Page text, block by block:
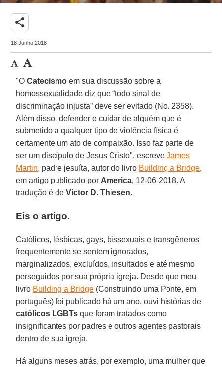
share
18 Junho 2018
"OCatecismo em sua discussão sobre a
homossexualidade diz que “todo sinal de
discriminação injusta” deve ser evitado (No. 2358).
Além disso, defender e cuidar de alguém que é
submetido a qualquer tipo de violência física é
certamente um ato de compaixão. Isso faz parte de
ser um discípulo de Jesus Cristo", escreveJames
Martin, padre jesuíta, autor do livro Building a Bridge,
em artigo publicado por America, 12-06-2018. A
tradução é deVictor D. Thiesen.
Eis o artigo.
Católicos, lésbicas, gays, bissexuais e transgêneros
frequentemente se sentem ignorados,
marginalizados, excluídos, insultados e até mesmo
perseguidos por sua própria igreja. Desde que meu
livro Building a Bridge (Construindo uma Ponte, em
português) foi publicado há um ano, ouvi histórias de
católicos LGBTs que foram tratados como
insignificantes por padres e outros agentes pastorais
dentro de sua igreja.
Há alguns meses atrás, por exemplo, uma mulher que